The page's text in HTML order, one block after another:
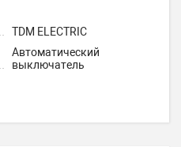
TDM ELECTRIC
Автоматический
выключатель